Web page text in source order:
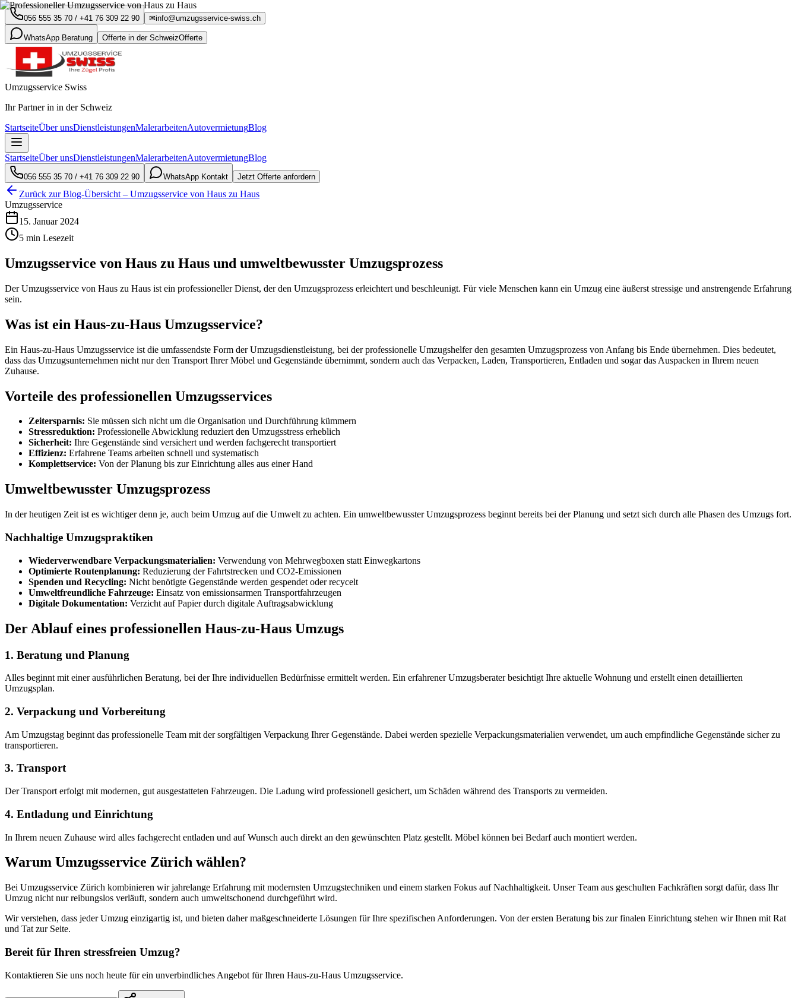
056 555 35 70 / +41 76 309 22 90 ✉info@umzugsservice-swiss.ch
WhatsApp Beratung Offerte in der SchweizOfferte
Umzugsservice Swiss
Ihr Partner in in der Schweiz
StartseiteÜber unsDienstleistungenMalerarbeitenAutovermietungBlog
StartseiteÜber unsDienstleistungenMalerarbeitenAutovermietungBlog
056 555 35 70 / +41 76 309 22 90 WhatsApp Kontakt Jetzt Offerte anfordern
Zurück zur Blog-Übersicht – Umzugsservice von Haus zu Haus
Umzugsservice
15. Januar 2024
5 min Lesezeit
Umzugsservice von Haus zu Haus und umweltbewusster Umzugsprozess
Der Umzugsservice von Haus zu Haus ist ein professioneller Dienst, der den Umzugsprozess erleichtert und beschleunigt. Für viele Menschen kann ein Umzug eine äußerst stressige und anstrengende Erfahrung
sein.
Was ist ein Haus-zu-Haus Umzugsservice?
Ein Haus-zu-Haus Umzugsservice ist die umfassendste Form der Umzugsdienstleistung, bei der professionelle Umzugshelfer den gesamten Umzugsprozess von Anfang bis Ende übernehmen. Dies bedeutet,
dass das Umzugsunternehmen nicht nur den Transport Ihrer Möbel und Gegenstände übernimmt, sondern auch das Verpacken, Laden, Transportieren, Entladen und sogar das Auspacken in Ihrem neuen
Zuhause.
Vorteile des professionellen Umzugsservices
Zeitersparnis: Sie müssen sich nicht um die Organisation und Durchführung kümmern
Stressreduktion: Professionelle Abwicklung reduziert den Umzugsstress erheblich
Sicherheit: Ihre Gegenstände sind versichert und werden fachgerecht transportiert
Effizienz: Erfahrene Teams arbeiten schnell und systematisch
Komplettservice: Von der Planung bis zur Einrichtung alles aus einer Hand
Umweltbewusster Umzugsprozess
In der heutigen Zeit ist es wichtiger denn je, auch beim Umzug auf die Umwelt zu achten. Ein umweltbewusster Umzugsprozess beginnt bereits bei der Planung und setzt sich durch alle Phasen des Umzugs fort.
Nachhaltige Umzugspraktiken
Wiederverwendbare Verpackungsmaterialien: Verwendung von Mehrwegboxen statt Einwegkartons
Optimierte Routenplanung: Reduzierung der Fahrtstrecken und CO2-Emissionen
Spenden und Recycling: Nicht benötigte Gegenstände werden gespendet oder recycelt
Umweltfreundliche Fahrzeuge: Einsatz von emissionsarmen Transportfahrzeugen
Digitale Dokumentation: Verzicht auf Papier durch digitale Auftragsabwicklung
Der Ablauf eines professionellen Haus-zu-Haus Umzugs
1. Beratung und Planung
Alles beginnt mit einer ausführlichen Beratung, bei der Ihre individuellen Bedürfnisse ermittelt werden. Ein erfahrener Umzugsberater besichtigt Ihre aktuelle Wohnung und erstellt einen detaillierten
Umzugsplan.
2. Verpackung und Vorbereitung
Am Umzugstag beginnt das professionelle Team mit der sorgfältigen Verpackung Ihrer Gegenstände. Dabei werden spezielle Verpackungsmaterialien verwendet, um auch empfindliche Gegenstände sicher zu
transportieren.
3. Transport
Der Transport erfolgt mit modernen, gut ausgestatteten Fahrzeugen. Die Ladung wird professionell gesichert, um Schäden während des Transports zu vermeiden.
4. Entladung und Einrichtung
In Ihrem neuen Zuhause wird alles fachgerecht entladen und auf Wunsch auch direkt an den gewünschten Platz gestellt. Möbel können bei Bedarf auch montiert werden.
Warum Umzugsservice Zürich wählen?
Bei Umzugsservice Zürich kombinieren wir jahrelange Erfahrung mit modernsten Umzugstechniken und einem starken Fokus auf Nachhaltigkeit. Unser Team aus geschulten Fachkräften sorgt dafür, dass Ihr
Umzug nicht nur reibungslos verläuft, sondern auch umweltschonend durchgeführt wird.
Wir verstehen, dass jeder Umzug einzigartig ist, und bieten daher maßgeschneiderte Lösungen für Ihre spezifischen Anforderungen. Von der ersten Beratung bis zur finalen Einrichtung stehen wir Ihnen mit Rat
und Tat zur Seite.
Bereit für Ihren stressfreien Umzug?
Kontaktieren Sie uns noch heute für ein unverbindliches Angebot für Ihren Haus-zu-Haus Umzugsservice.